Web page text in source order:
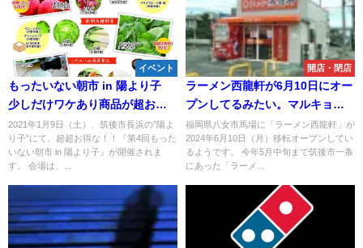
イベント
もったいない朝市 in 陽より子
少しだけワケあり商品が超お買
い得【筑後市】
2021年1月9日（土）、筑後市長浜の”陽よ
り子”にて、超超お得な！！『第4回もった
いない朝市 in 陽より子』が開催されま
す。 会場は、...
開店・閉店
ラーメン西龍軒が6月10日にオー
プンしてるみたい。マルキョウ
八女店敷地内
福岡県八女市馬場に「ラーメン西龍軒」が
2024年6月10日（月）移転オープンしてい
るようです。 今年5月中旬まで筑後市一条
にあった「ラーメ...